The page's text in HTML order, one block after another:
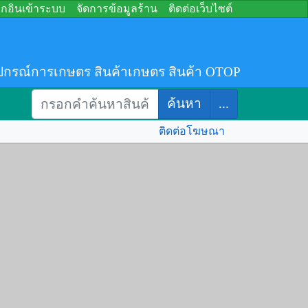
อินเข้าระบบ จัดการข้อมูลร้าน ติดต่อเว็บไซต์
ณ์การเกษตร สินค้าเกษตร สินค้า OTOP
ค้นหา ...
ติดต่อโฆษณา